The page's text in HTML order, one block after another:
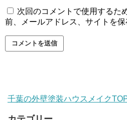
次回のコメントで使用するた
前、メールアドレス、サイトを保
千葉の外壁塗装ハウスメイク